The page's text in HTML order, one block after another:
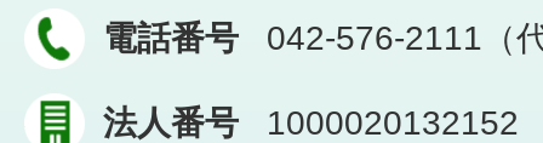
電話番号
042-576-2111（
法人番号 1000020132152